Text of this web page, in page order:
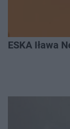
ESKA Iława